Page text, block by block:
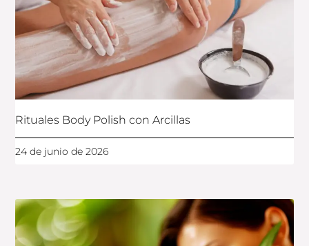
Rituales Body Polish con Arcillas
24 de junio de 2026